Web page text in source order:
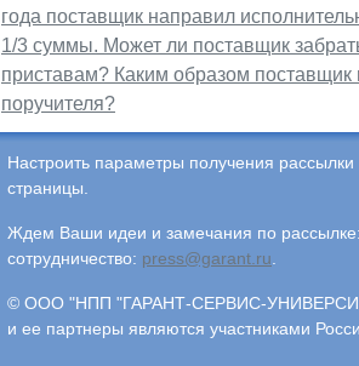
года поставщик направил
1/3 суммы. Может ли поставщик
приставам? Каким образом
поручителя?
Настроить параметры получения
страницы.
Ждем Ваши идеи и замечания по рассылке:
сотрудничество: press@garant.ru.
© ООО "НПП "ГАРАНТ-СЕРВИС-
и ее партнеры являются участниками